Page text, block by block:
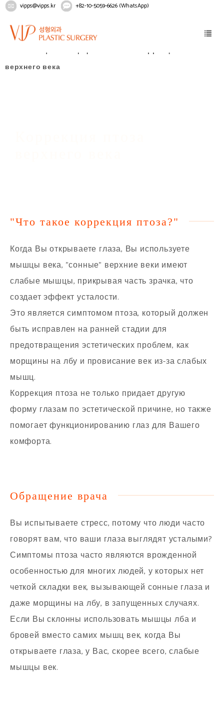
vipps@vipps.kr +82-10-5059-6626 (WhatsApp)
Лицо Блефаропластика
Коррекция птоза
верхнего века
"Что такое коррекция птоза?"
Когда Вы открываете глаза, Вы используете
мышцы века, "сонные" верхние веки имеют
слабые мышцы, прикрывая часть зрачка, что
создает эффект усталости.
Это является симптомом птоза, который должен
быть исправлен на ранней стадии для
предотвращения эстетических проблем, как
морщины на лбу и провисание век из-за слабых
мышц.
Коррекция птоза не только придает другую
форму глазам по эстетической причине, но также
помогает функционированию глаз для Вашего
комфорта.
Обращение врача
Вы испытываете стресс, потому что люди часто
говорят вам, что ваши глаза выглядят усталыми?
Симптомы птоза часто являются врожденной
особенностью для многих людей, у которых нет
четкой складки век, вызывающей сонные глаза и
даже морщины на лбу, в запущенных случаях.
Если Вы склонны использовать мышцы лба и
бровей вместо самих мышц век, когда Вы
открываете глаза, у Вас, скорее всего, слабые
мышцы век.